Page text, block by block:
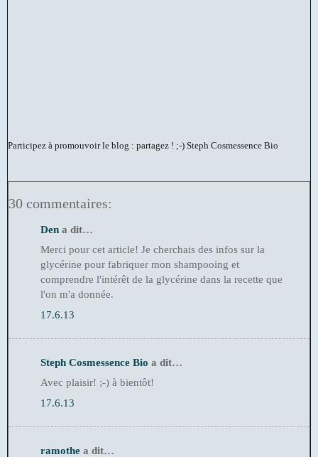
Participez à promouvoir le blog : partagez ! ;-) Steph Cosmessence Bio
30 commentaires:
Den a dit…
Merci pour cet article! Je cherchais des infos sur la
glycérine pour fabriquer mon shampooing et
comprendre l'intérêt de la glycérine dans la recette que
l'on m'a donnée.
17.6.13
Steph Cosmessence Bio a dit…
Avec plaisir! ;-) à bientôt!
17.6.13
ramothe a dit…